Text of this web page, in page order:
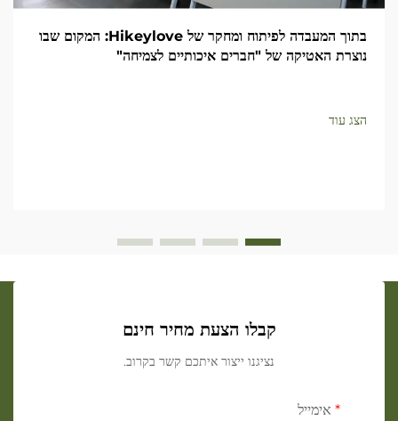
בתוך המעבדה לפיתוח ומחקר של Hikeylove: המקום שבו
נוצרת האטיקה של "חברים איכותיים לצמיחה"
הצג עוד
קבלו הצעת מחיר חינם
נציגנו ייצור איתכם קשר בקרוב.
אימייל